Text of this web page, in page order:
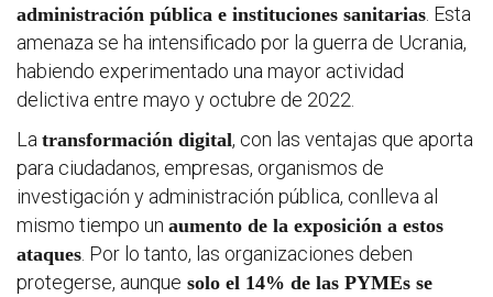
noticias
administración pública e instituciones sanitarias . Esta
amenaza se ha intensificado por la guerra de Ucrania,
habiendo experimentado una mayor actividad
delictiva entre mayo y octubre de 2022.
La transformación digital, con las ventajas que aporta
para ciudadanos, empresas, organismos de
investigación y administración pública, conlleva al
mismo tiempo un aumento de la exposición a estos
ataques . Por lo tanto, las organizaciones deben
protegerse, aunque solo el 14% de las PYMEs se